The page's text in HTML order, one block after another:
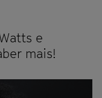
e
mais!